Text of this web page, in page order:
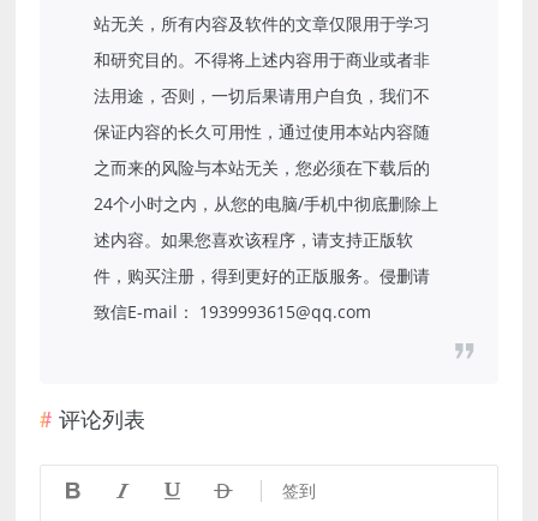
站无关，所有内容及软件的文章仅限用于学习
和研究目的。不得将上述内容用于商业或者非
法用途，否则，一切后果请用户自负，我们不
保证内容的长久可用性，通过使用本站内容随
之而来的风险与本站无关，您必须在下载后的
24个小时之内，从您的电脑/手机中彻底删除上
述内容。如果您喜欢该程序，请支持正版软
件，购买注册，得到更好的正版服务。侵删请
致信E-mail： 1939993615@qq.com
评论列表
    签到